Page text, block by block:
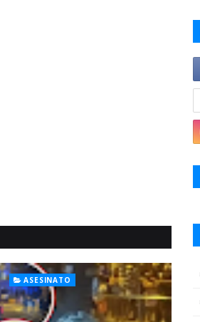
ASESINATO